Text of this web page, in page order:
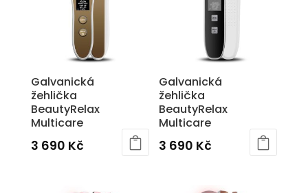
Galvanická
žehlička
BeautyRelax
Multicare
3 690 Kč
Galvanická
žehlička
BeautyRelax
Multicare
3 690 Kč